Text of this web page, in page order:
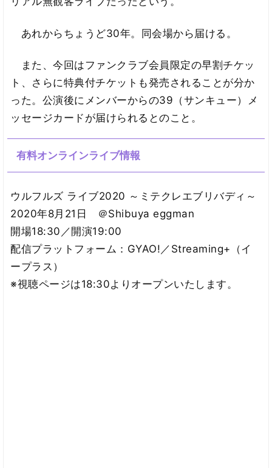
あれからちょうど30年。同会場から届ける。
また、今回はファンクラブ会員限定の早割チケッ
ト、さらに特典付チケットも発売されることが分か
った。公演後にメンバーからの39（サンキュー）メ
ッセージカードが届けられるとのこと。
有料オンラインライブ情報
ウルフルズ ライブ2020 ～ミテクレエブリバディ～
2020年8月21日 ＠Shibuya eggman
開場18:30／開演19:00
配信プラットフォーム：GYAO!／Streaming+（イ
ープラス）
※視聴ページは18:30よりオープンいたします。